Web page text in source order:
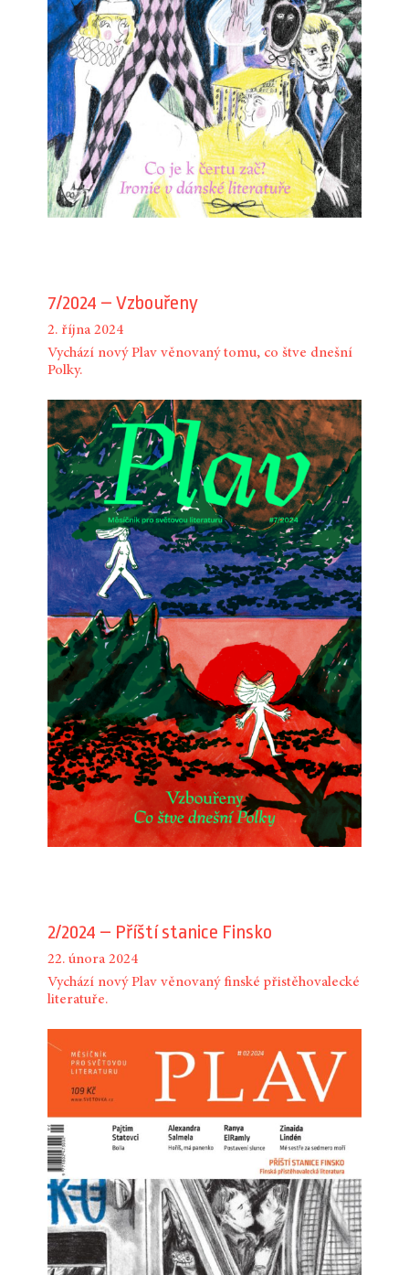
7/2024 – Vzbouřeny
2. října 2024
Vychází nový Plav věnovaný tomu, co štve dnešní
Polky.
2/2024 – Příští stanice Finsko
22. února 2024
Vychází nový Plav věnovaný finské přistěhovalecké
literatuře.